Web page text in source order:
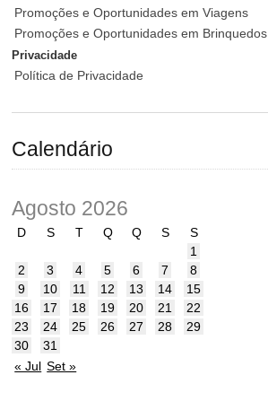
Promoções e Oportunidades em Viagens
Promoções e Oportunidades em Brinquedos
Privacidade
Política de Privacidade
Calendário
Agosto 2026
D S T Q Q S
S
1
2
3 4 5 6 7
8
9
10 11 12 13 14
15
16
17 18 19 20 21
22
23
24 25 26 27 28
29
30
31
« Jul Set »